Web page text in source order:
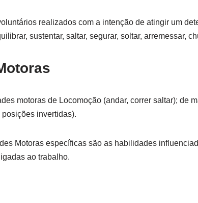
realizados com a intenção de atingir um
sustentar, saltar, segurar, soltar, arremessar,
motoras de Locomoção (andar, correr saltar); de
invertidas).
Motoras específicas são as habilidades
ao trabalho.